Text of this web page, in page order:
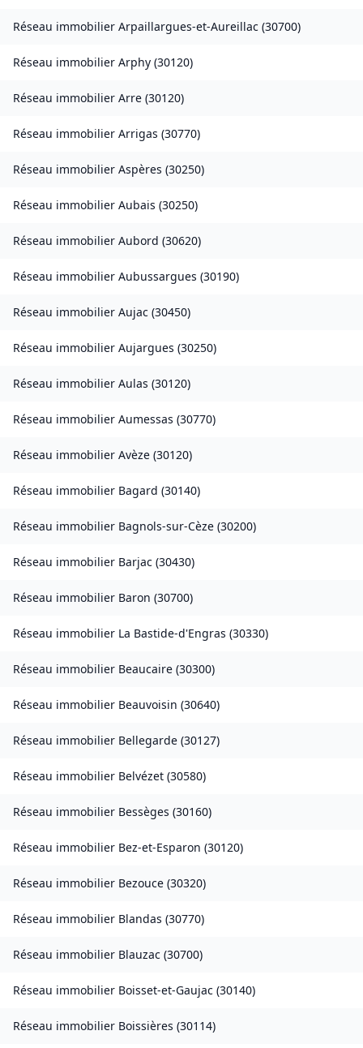
Réseau immobilier Arpaillargues-et-Aureillac (30700)
Réseau immobilier Arphy (30120)
Réseau immobilier Arre (30120)
Réseau immobilier Arrigas (30770)
Réseau immobilier Aspères (30250)
Réseau immobilier Aubais (30250)
Réseau immobilier Aubord (30620)
Réseau immobilier Aubussargues (30190)
Réseau immobilier Aujac (30450)
Réseau immobilier Aujargues (30250)
Réseau immobilier Aulas (30120)
Réseau immobilier Aumessas (30770)
Réseau immobilier Avèze (30120)
Réseau immobilier Bagard (30140)
Réseau immobilier Bagnols-sur-Cèze (30200)
Réseau immobilier Barjac (30430)
Réseau immobilier Baron (30700)
Réseau immobilier La Bastide-d'Engras (30330)
Réseau immobilier Beaucaire (30300)
Réseau immobilier Beauvoisin (30640)
Réseau immobilier Bellegarde (30127)
Réseau immobilier Belvézet (30580)
Réseau immobilier Bessèges (30160)
Réseau immobilier Bez-et-Esparon (30120)
Réseau immobilier Bezouce (30320)
Réseau immobilier Blandas (30770)
Réseau immobilier Blauzac (30700)
Réseau immobilier Boisset-et-Gaujac (30140)
Réseau immobilier Boissières (30114)